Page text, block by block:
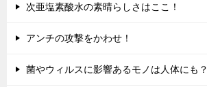
次亜塩素酸水の素晴らしさはここ！
アンチの攻撃をかわせ！
菌やウィルスに影響あるモノは人体にも？